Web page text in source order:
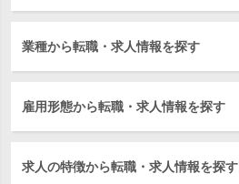
業種から転職・求人情報を探す
雇用形態から転職・求人情報を探す
求人の特徴から転職・求人情報を探す